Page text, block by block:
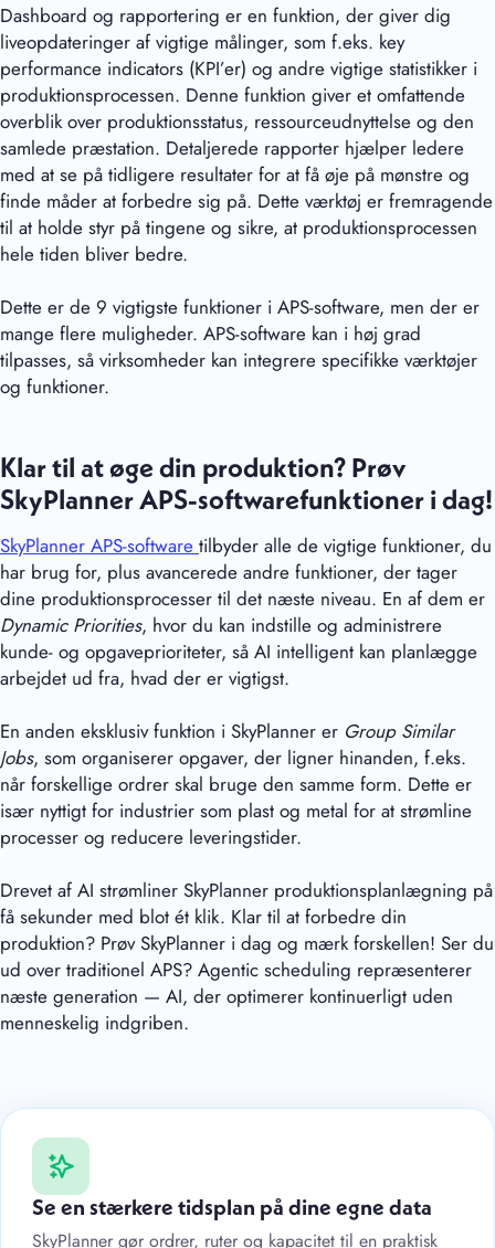
Dashboard og rapportering er en funktion, der giver dig
liveopdateringer af vigtige målinger, som f.eks. key
performance indicators (KPI’er) og andre vigtige statistikker i
produktionsprocessen. Denne funktion giver et omfattende
overblik over produktionsstatus, ressourceudnyttelse og den
samlede præstation. Detaljerede rapporter hjælper ledere
med at se på tidligere resultater for at få øje på mønstre og
finde måder at forbedre sig på. Dette værktøj er fremragende
til at holde styr på tingene og sikre, at produktionsprocessen
hele tiden bliver bedre.
Dette er de 9 vigtigste funktioner i APS-software, men der er
mange flere muligheder. APS-software kan i høj grad
tilpasses, så virksomheder kan integrere specifikke værktøjer
og funktioner.
Klar til at øge din produktion? Prøv
SkyPlanner APS-softwarefunktioner i dag!
SkyPlanner APS-software tilbyder alle de vigtige funktioner, du
har brug for, plus avancerede andre funktioner, der tager
dine produktionsprocesser til det næste niveau. En af dem er
Dynamic Priorities, hvor du kan indstille og administrere
kunde- og opgaveprioriteter, så AI intelligent kan planlægge
arbejdet ud fra, hvad der er vigtigst.
En anden eksklusiv funktion i SkyPlanner er Group Similar
Jobs, som organiserer opgaver, der ligner hinanden, f.eks.
når forskellige ordrer skal bruge den samme form. Dette er
især nyttigt for industrier som plast og metal for at strømline
processer og reducere leveringstider.
Drevet af AI strømliner SkyPlanner produktionsplanlægning på
få sekunder med blot ét klik. Klar til at forbedre din
produktion? Prøv SkyPlanner i dag og mærk forskellen! Ser du
ud over traditionel APS? Agentic scheduling repræsenterer
næste generation — AI, der optimerer kontinuerligt uden
menneskelig indgriben.
Se en stærkere tidsplan på dine egne data
SkyPlanner gør ordrer, ruter og kapacitet til en praktisk